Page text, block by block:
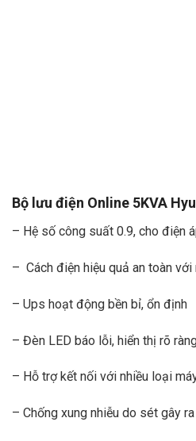
Bộ lưu điện Online 5KVA
– Hệ số công suất 0.9, cho điện
– Cách điện hiệu quả an toàn
– Ups hoạt động bền bỉ, ổn định
– Đèn LED báo lỗi, hiển thị rõ
– Hỗ trợ kết nối với nhiều loại
– Chống xung nhiễu do sét gây